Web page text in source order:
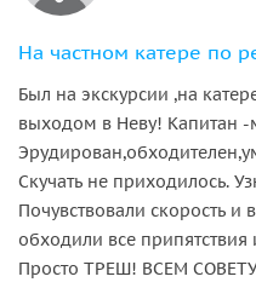
Был на экскурсии ,на
выходом в Неву! Капитан -
Скучать не приходилось.
Почувствовали скорость и
обходили все
Просто ТРЕШ! ВСЕМ